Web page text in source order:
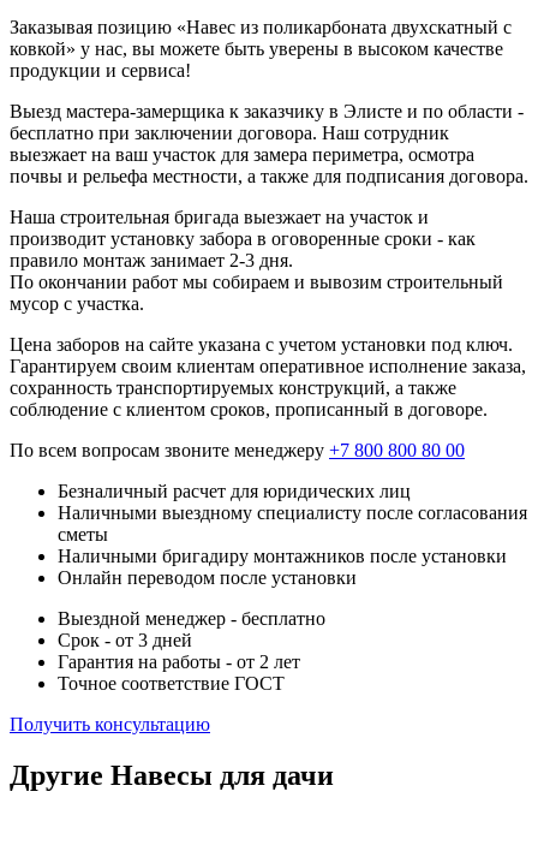
Заказывая позицию «Навес из поликарбоната двухскатный с
ковкой» у нас, вы можете быть уверены в высоком качестве
продукции и сервиса!
Выезд мастера-замерщика к заказчику в Элисте и по области -
бесплатно при заключении договора. Наш сотрудник
выезжает на ваш участок для замера периметра, осмотра
почвы и рельефа местности, а также для подписания договора.
Наша строительная бригада выезжает на участок и
производит установку забора в оговоренные сроки - как
правило монтаж занимает 2-3 дня.
По окончании работ мы собираем и вывозим строительный
мусор с участка.
Цена заборов на сайте указана с учетом установки под ключ.
Гарантируем своим клиентам оперативное исполнение заказа,
сохранность транспортируемых конструкций, а также
соблюдение с клиентом сроков, прописанный в договоре.
По всем вопросам звоните менеджеру +7 800 800 80 00
Безналичный расчет для юридических лиц
Наличными выездному специалисту после согласования
сметы
Наличными бригадиру монтажников после установки
Онлайн переводом после установки
Выездной менеджер - бесплатно
Срок - от 3 дней
Гарантия на работы - от 2 лет
Точное соответствие ГОСТ
Получить консультацию
Другие Навесы для дачи